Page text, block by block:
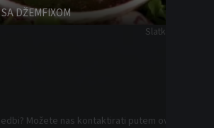
DŽEMFIXOM
Slatka zimnica
Možete nas kontaktirati putem ovog